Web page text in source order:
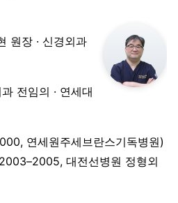
원장 · 신경외과
전임의 · 연세대
연세원주세브란스기독병원)
대전선병원 정형외